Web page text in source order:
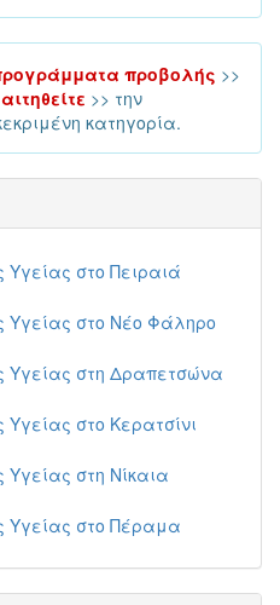
προβολής >>
αιτηθείτε >> την
κατηγορία.
Υγείας στο Πειραιά
Υγείας στο Νέο Φάληρο
Υγείας στη Δραπετσώνα
στο Κερατσίνι
στη Νίκαια
Υγείας στο Πέραμα